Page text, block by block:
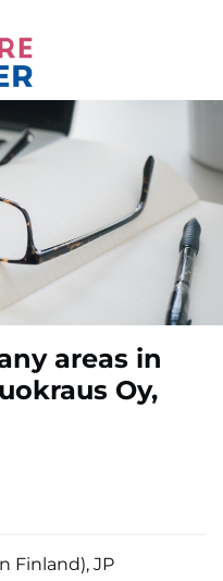
areas in
Oy,
Finland), JP